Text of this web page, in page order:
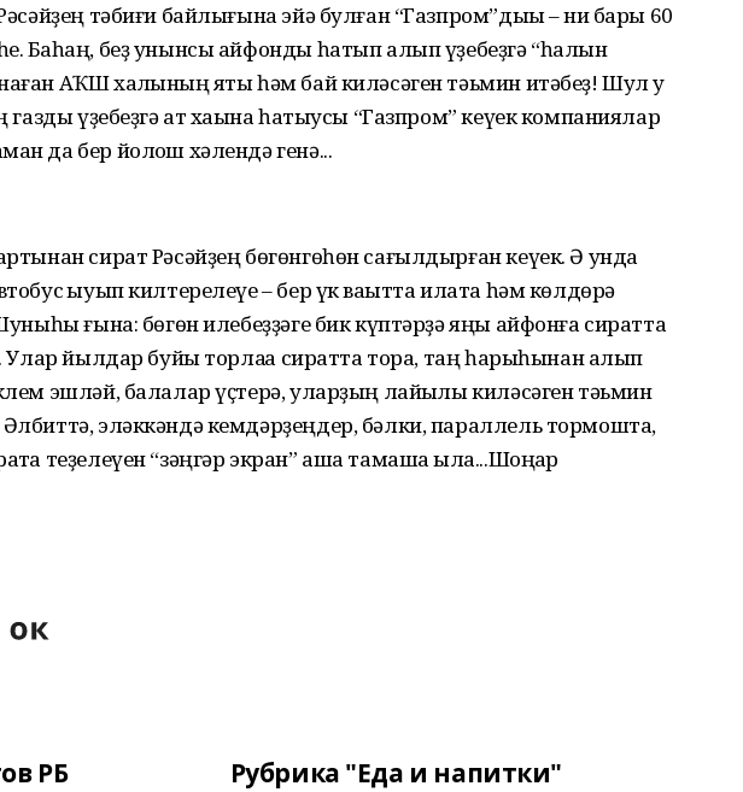
тәбиғи байлығына эйә булған “Газпром”дыҡы – ни бары 60
Баҡһаң, беҙ унынсы айфонды һатып алып үҙебеҙгә “һалҡын
АҠШ халҡының яҡты һәм бай киләсәген тәьмин итәбеҙ! Шул уҡ
газды үҙебеҙгә ат хаҡына һатыусы “Газпром” кеүек компаниялар
да бер йолҡош хәлендә генә...
сират Рәсәйҙең бөгөнгөһөн сағылдырған кеүек. Ә унда
ҡыуып килтерелеүе – бер үк ваҡытта илата һәм көлдөрә
ғына: бөгөн илебеҙҙәге бик күптәрҙә яңы айфонға сиратта
Улар йылдар буйы торлаҡҡа сиратта тора, таң һарыһынан алып
эшләй, балалар үҫтерә, уларҙың лайыҡлы киләсәген тәьмин
эләккәндә кемдәрҙеңдер, бәлки, параллель тормошта,
теҙелеүен “зәңгәр экран” аша тамаша ҡыла...Шоңҡар
РБ Рубрика "Еда и напитки"